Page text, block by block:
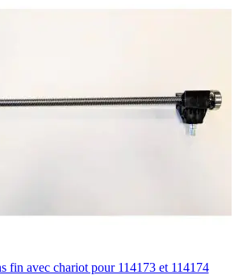
fin avec chariot pour 114173 et 114174